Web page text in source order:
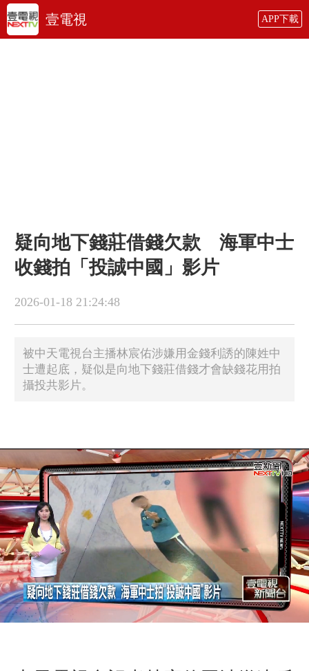
壹電視 APP下載
疑向地下錢莊借錢欠款 海軍中士
收錢拍「投誠中國」影片
2026-01-18 21:24:48
被中天電視台主播林宸佑涉嫌用金錢利誘的陳姓中
士遭起底，疑似是向地下錢莊借錢才會缺錢花用拍
攝投共影片。